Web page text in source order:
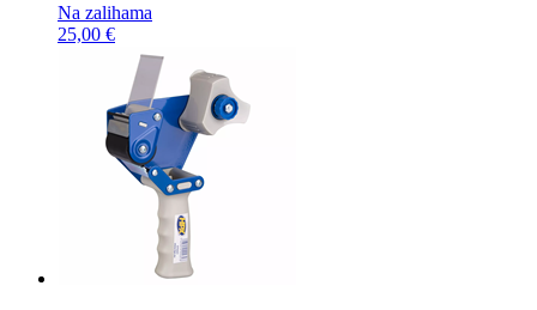
Na zalihama
25,00 €